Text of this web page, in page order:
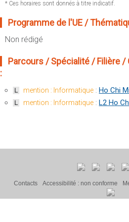
Sportives)
UFR FS (Chimie, Mathématique,
Informatique (Département
Fermer
Intranet des personnels
Moodle
Messagerie
Stage et emploi
Fermer
* Ces horaires sont donnés à titre indicatif.
Programme de l'UE /
Non rédigé
Parcours / Spécialité / Filière /
:
L mention : Informatique : Ho Chi
L mention : Informatique : L2 Ho
Contacts Accessibilité : non conforme